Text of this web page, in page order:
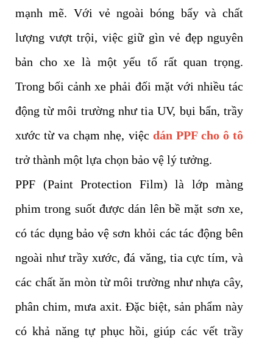
mạnh mẽ. Với vẻ ngoài bóng bẩy và chất
lượng vượt trội, việc giữ gìn vẻ đẹp nguyên
bản cho xe là một yếu tố rất quan trọng.
Trong bối cảnh xe phải đối mặt với nhiều tác
động từ môi trường như tia UV, bụi bẩn, trầy
xước từ va chạm nhẹ, việc dán PPF cho ô tô
trở thành một lựa chọn bảo vệ lý tưởng.
PPF (Paint Protection Film) là lớp màng
phim trong suốt được dán lên bề mặt sơn xe,
có tác dụng bảo vệ sơn khỏi các tác động bên
ngoài như trầy xước, đá văng, tia cực tím, và
các chất ăn mòn từ môi trường như nhựa cây,
phân chim, mưa axit. Đặc biệt, sản phẩm này
có khả năng tự phục hồi, giúp các vết trầy